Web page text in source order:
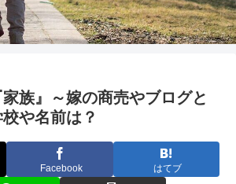
族』～嫁の商売やブログと
や名前は？
Facebook はてブ